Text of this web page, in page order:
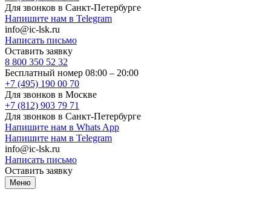
Для звонков в Санкт-Петербурге
Напишите нам в Telegram
info@ic-lsk.ru
Написать письмо
Оставить заявку
8 800 350 52 32
Бесплатный номер 08:00 – 20:00
+7 (495) 190 00 70
Для звонков в Москве
+7 (812) 903 79 71
Для звонков в Санкт-Петербурге
Напишите нам в Whats App
Напишите нам в Telegram
info@ic-lsk.ru
Написать письмо
Оставить заявку
Меню